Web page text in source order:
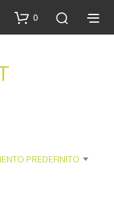
0
PREDEFINITO